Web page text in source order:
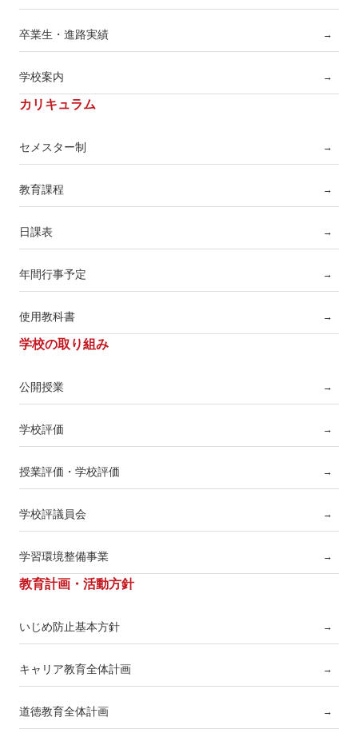
卒業生・進路実績 →
学校案内 →
カリキュラム
セメスター制 →
教育課程 →
日課表 →
年間行事予定 →
使用教科書 →
学校の取り組み
公開授業 →
学校評価 →
授業評価・学校評価 →
学校評議員会 →
学習環境整備事業 →
教育計画・活動方針
いじめ防止基本方針 →
キャリア教育全体計画 →
道徳教育全体計画 →